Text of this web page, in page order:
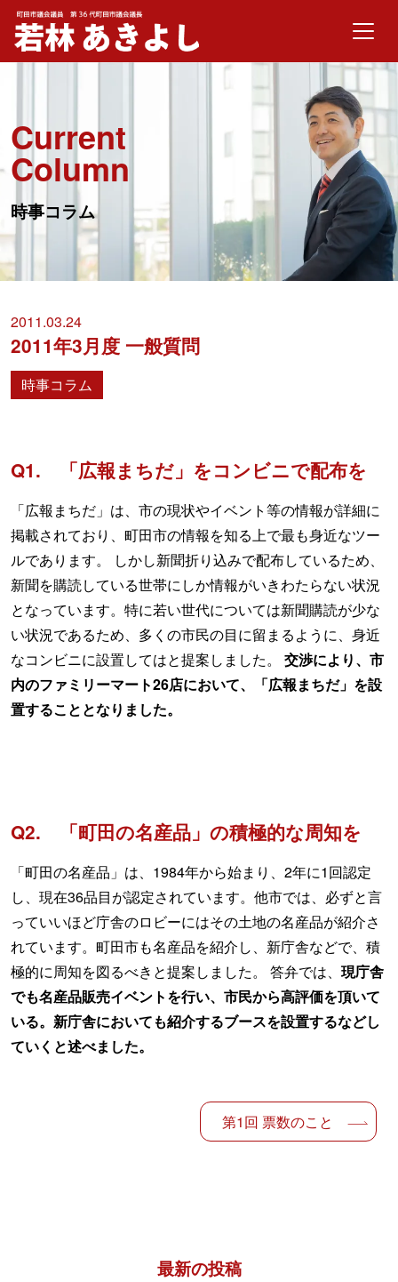
メインナビゲーション
Current
Column
時事コラム
2011.03.24
2011年3月度 一般質問
時事コラム
Q1. 「広報まちだ」をコンビニで配布を
「広報まちだ」は、市の現状やイベント等の情報が詳細に
掲載されており、町田市の情報を知る上で最も身近なツー
ルであります。 しかし新聞折り込みで配布しているため、
新聞を購読している世帯にしか情報がいきわたらない状況
となっています。特に若い世代については新聞購読が少な
い状況であるため、多くの市民の目に留まるように、身近
なコンビニに設置してはと提案しました。 交渉により、市
内のファミリーマート26店において、「広報まちだ」を設
置することとなりました。
Q2. 「町田の名産品」の積極的な周知を
「町田の名産品」は、1984年から始まり、2年に1回認定
し、現在36品目が認定されています。他市では、必ずと言
っていいほど庁舎のロビーにはその土地の名産品が紹介さ
れています。町田市も名産品を紹介し、新庁舎などで、積
極的に周知を図るべきと提案しました。 答弁では、 現庁舎
でも名産品販売イベントを行い、市民から高評価を頂いて
いる。新庁舎においても紹介するブースを設置するなどし
ていくと述べました。
第1回 票数のこと
最新の投稿